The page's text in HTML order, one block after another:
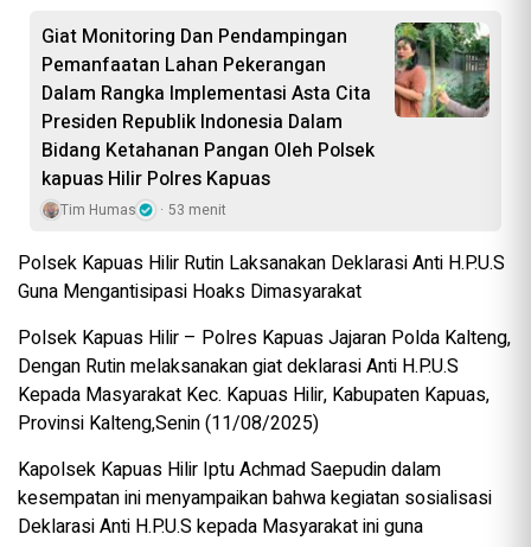
Giat Monitoring Dan Pendampingan
Pemanfaatan Lahan Pekerangan
Dalam Rangka Implementasi Asta Cita
Presiden Republik Indonesia Dalam
Bidang Ketahanan Pangan Oleh Polsek
kapuas Hilir Polres Kapuas
Tim Humas 53 menit
Polsek Kapuas Hilir Rutin Laksanakan Deklarasi Anti H.P.U.S
Guna Mengantisipasi Hoaks Dimasyarakat
Polsek Kapuas Hilir – Polres Kapuas Jajaran Polda Kalteng,
Dengan Rutin melaksanakan giat deklarasi Anti H.P.U.S
Kepada Masyarakat Kec. Kapuas Hilir, Kabupaten Kapuas,
Provinsi Kalteng,Senin (11/08/2025)
Kapolsek Kapuas Hilir Iptu Achmad Saepudin dalam
kesempatan ini menyampaikan bahwa kegiatan sosialisasi
Deklarasi Anti H.P.U.S kepada Masyarakat ini guna